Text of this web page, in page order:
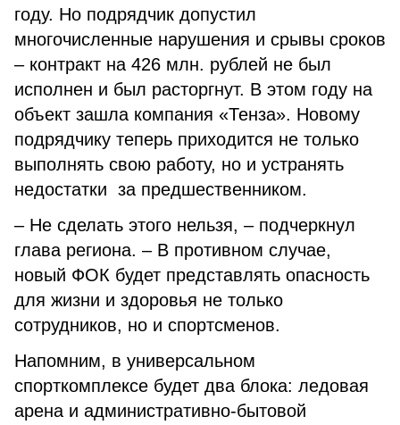
году. Но подрядчик допустил
многочисленные нарушения и срывы сроков
– контракт на 426 млн. рублей не был
исполнен и был расторгнут. В этом году на
объект зашла компания «Тенза». Новому
подрядчику теперь приходится не только
выполнять свою работу, но и устранять
недостатки за предшественником.
– Не сделать этого нельзя, – подчеркнул
глава региона. – В противном случае,
новый ФОК будет представлять опасность
для жизни и здоровья не только
сотрудников, но и спортсменов.
Напомним, в универсальном
спорткомплексе будет два блока: ледовая
арена и административно-бытовой